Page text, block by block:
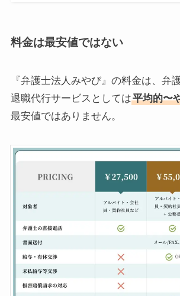
料金は最安値ではない
『弁護士法人みやび』の料金は、弁
退職代行サービスとしては平均的〜
最安値ではありません。